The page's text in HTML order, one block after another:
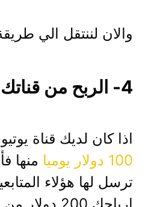
والان لننتقل الي
4- الربح من قناتك و مدونتك
اذا كان لديك قناة
100 دولار يوميا
منها
ترسل لها هؤلاء